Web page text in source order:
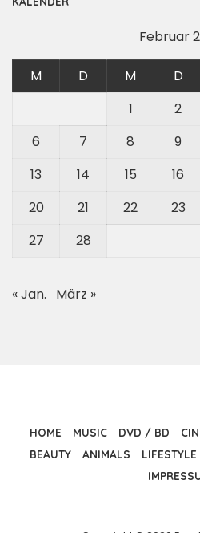
Februar
M D M D
1
2
6
7 8 9
13
14 15 16
20
21 22 23
27
28
« Jan. März »
HOME MUSIC DVD / BD
BEAUTY
ANIMALS LIFESTYLE